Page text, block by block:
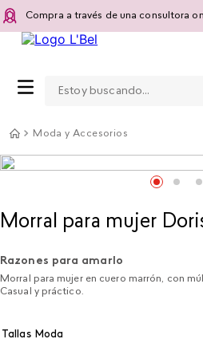
Compra a través de una consultora
Moda y Accesorios
Morral para mujer
Razones para amarlo
Morral para mujer en cuero marrón, con
Casual y práctico.
Tallas Moda